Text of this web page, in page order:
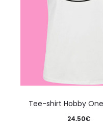
Tee-shirt Hobby One
24,50€